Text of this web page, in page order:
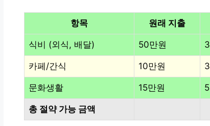
항목 원래 지출
식비 (외식, 배달) 50만원
카페/간식 10만원
문화생활 15만원
총 절약 가능 금액